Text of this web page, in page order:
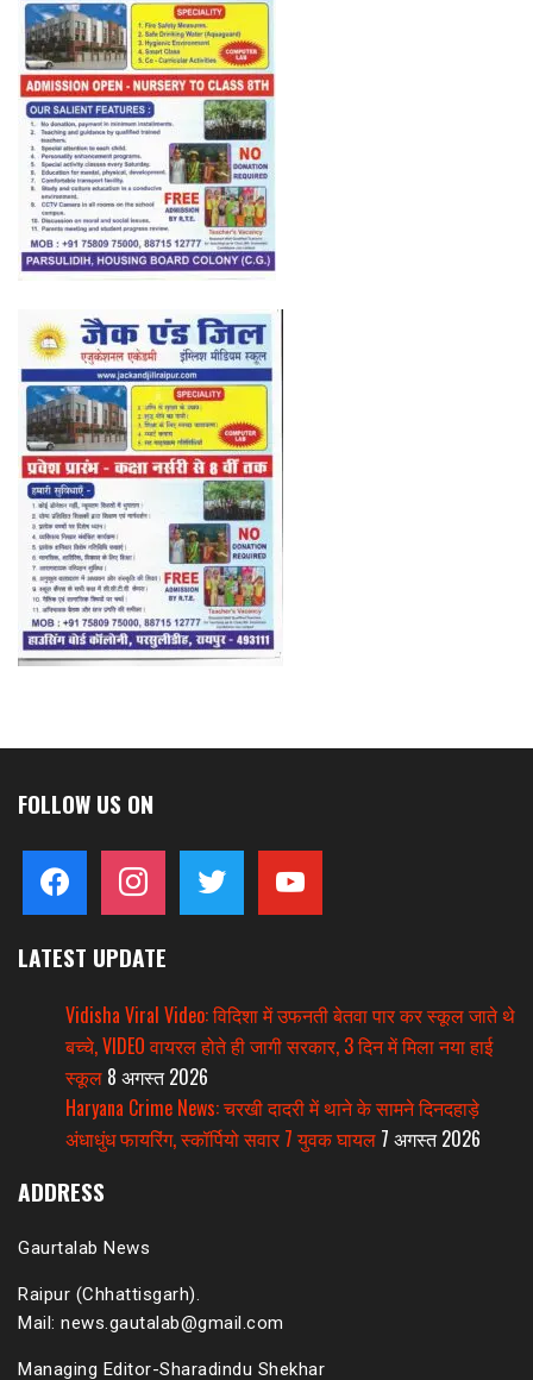
FOLLOW US ON
facebook instagram twitter youtube
LATEST UPDATE
Vidisha Viral Video: विदिशा में उफनती बेतवा पार कर स्कूल जाते थे
बच्चे, VIDEO वायरल होते ही जागी सरकार, 3 दिन में मिला नया हाई
स्कूल 8 अगस्त 2026
Haryana Crime News: चरखी दादरी में थाने के सामने दिनदहाड़े
अंधाधुंध फायरिंग, स्कॉर्पियो सवार 7 युवक घायल 7 अगस्त 2026
ADDRESS
Gaurtalab News
Raipur (Chhattisgarh).
Mail: news.gautalab@gmail.com
Managing Editor-Sharadindu Shekhar